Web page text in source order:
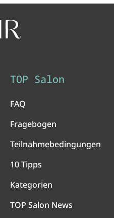
TOP Salon
FAQ
Fragebogen
Teilnahmebedingungen
10 Tipps
Kategorien
TOP Salon News